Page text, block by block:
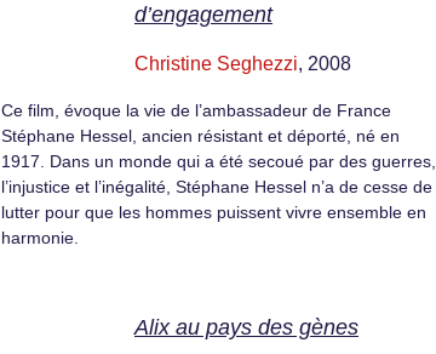
d’engagement
Christine Seghezzi, 2008
Ce film, évoque la vie de l’ambassadeur de France
Stéphane Hessel, ancien résistant et déporté, né en
1917. Dans un monde qui a été secoué par des guerres,
l’injustice et l’inégalité, Stéphane Hessel n’a de cesse de
lutter pour que les hommes puissent vivre ensemble en
harmonie.
Alix au pays des gènes